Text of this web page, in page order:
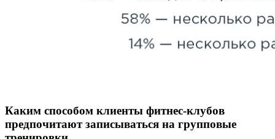
Каким способом клиенты фитнес-клубов
предпочитают записываться на групповые